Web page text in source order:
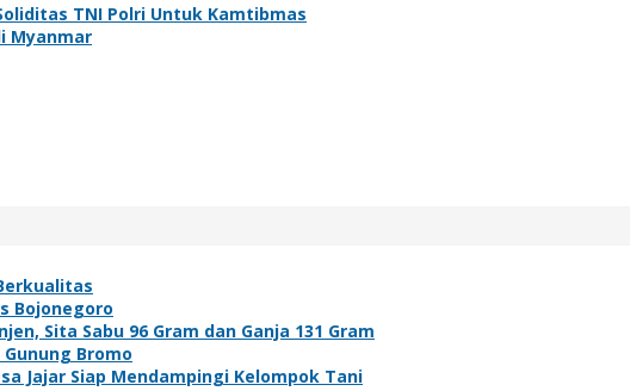
TNI Polri Untuk Kamtibmas
Myanmar
Bojonegoro
Sita Sabu 96 Gram dan Ganja 131 Gram
Bromo
Jajar Siap Mendampingi Kelompok Tani